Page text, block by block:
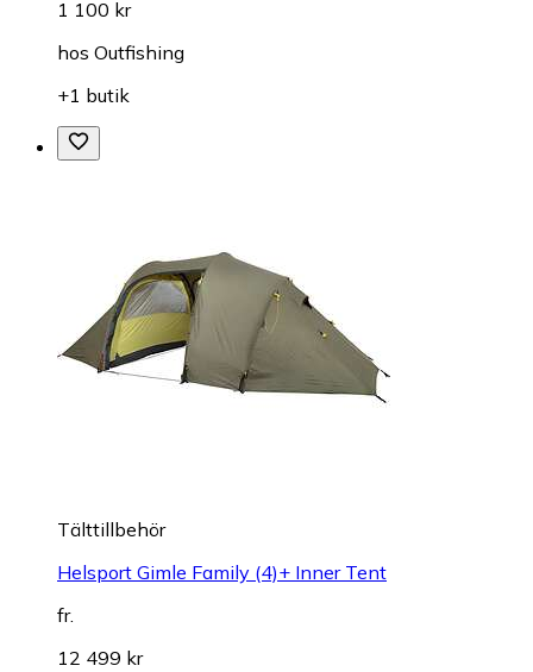
1 100 kr
hos Outfishing
+1 butik
Tälttillbehör
Helsport Gimle Family (4)+ Inner Tent
fr.
12 499 kr